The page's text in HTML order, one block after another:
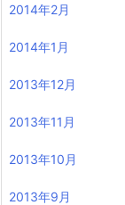
2014年2月
2014年1月
2013年12月
2013年11月
2013年10月
2013年9月